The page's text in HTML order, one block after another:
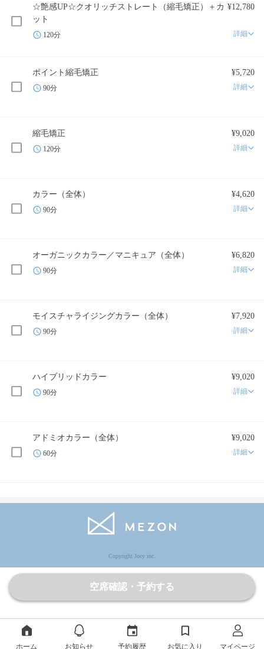
☆艶感UP☆クオリッチストレート（縮毛矯正）＋カ
ット
¥12,780
120分 詳細
ポイント縮毛矯正 ¥5,720
90分 詳細
縮毛矯正 ¥9,020
120分 詳細
カラー（全体） ¥4,620
90分 詳細
オーガニックカラー／マニキュア（全体） ¥6,820
90分 詳細
モイスチャライジングカラー（全体） ¥7,920
90分 詳細
ハイブリッドカラー ¥9,020
90分 詳細
アドミオカラー（全体） ¥9,020
60分 詳細
空席確認・予約する
Copyright Jocy inc.
ホーム お知らせ 予約履歴 お気に入り マイページ